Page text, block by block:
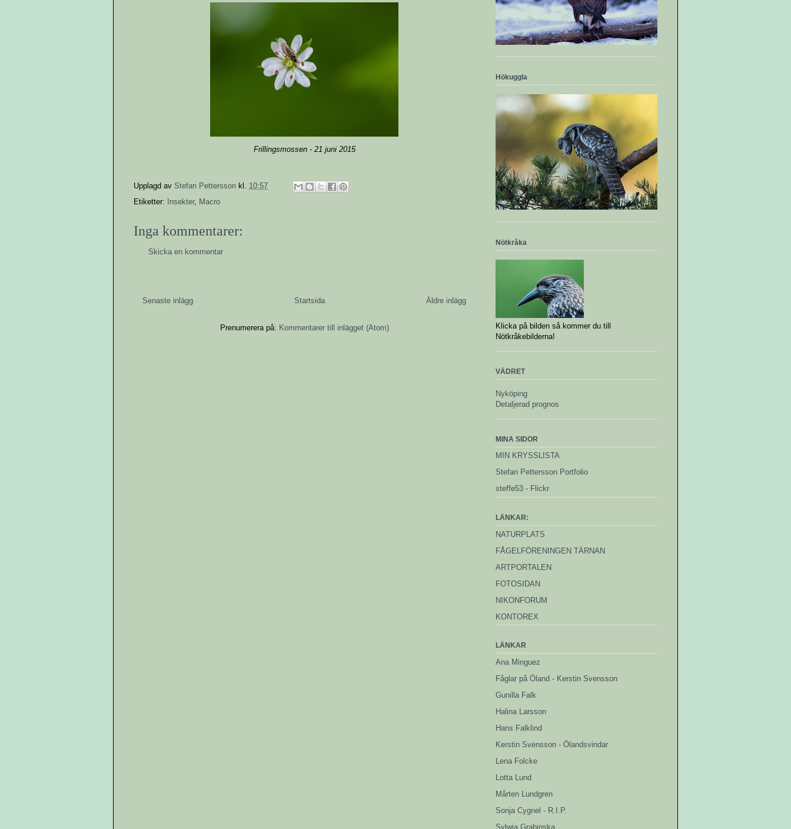
Frillingsmossen - 21 juni 2015
Upplagd av Stefan Pettersson kl. 10:57
Etiketter:
Insekter, Macro
Inga kommentarer:
Skicka en kommentar
Senaste inlägg Äldre inlägg
Startsida
Prenumerera på: Kommentarer till inlägget (Atom)
Hökuggla
Nötkråka
Klicka på bilden så kommer du till
Nötkråkebilderna!
VÄDRET
Nyköping
Detaljerad prognos
MINA SIDOR
MIN KRYSSLISTA
Stefan Pettersson Portfolio
steffe53 - Flickr
LÄNKAR:
NATURPLATS
FÅGELFÖRENINGEN TÄRNAN
ARTPORTALEN
FOTOSIDAN
NIKONFORUM
KONTOREX
LÄNKAR
Ana Minguez
Fåglar på Öland - Kerstin Svensson
Gunilla Falk
Halina Larsson
Hans Falklind
Kerstin Svensson - Ölandsvindar
Lena Folcke
Lotta Lund
Mårten Lundgren
Sonja Cygnel - R.I.P.
Sylwia Grabinska